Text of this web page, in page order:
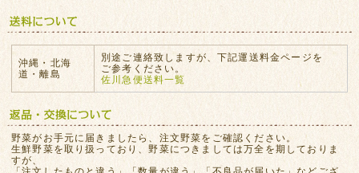
沖縄・北海
道・離島
別途ご連絡致しますが、下記運送料金ページを
ご参考ください。
佐川急便送料一覧
野菜がお手元に届きましたら、注文野菜をご確認ください。
生鮮野菜を取り扱っており、野菜につきましては万全を期しておりま
すが、